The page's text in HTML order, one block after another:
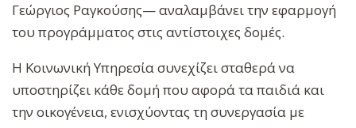
Γεώργιος Ραγκούσης— αναλαμβάνει την εφαρμογή
του προγράμματος στις αντίστοιχες δομές.
Η Κοινωνική Υπηρεσία συνεχίζει σταθερά να
υποστηρίζει κάθε δομή που αφορά τα παιδιά και
την οικογένεια, ενισχύοντας τη συνεργασία με